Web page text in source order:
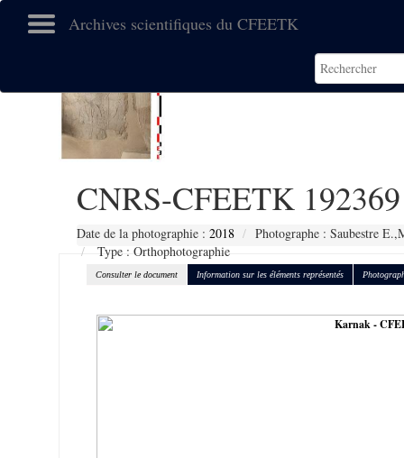
Archives scientifiques du CFEETK
CNRS-CFEETK 192369
Date de la photographie : 2018
Photographe : Saubestre
Type : Orthophotographie
Consulter le document Information sur les éléments représentés